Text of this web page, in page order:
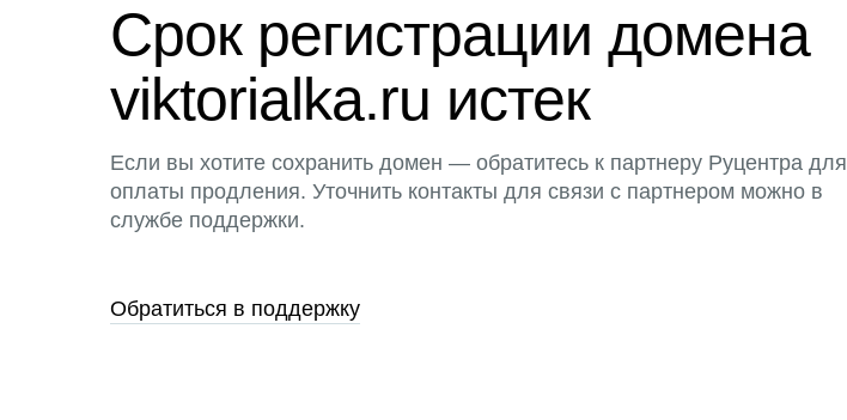
Срок регистрации домена
viktorialka.ru истек
Если вы хотите сохранить домен — обратитесь к партнеру Руцентра для
оплаты продления. Уточнить контакты для связи с партнером можно в
службе поддержки.
Обратиться в поддержку